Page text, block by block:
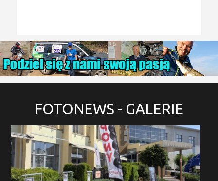
FOTONEWS - GALERIE